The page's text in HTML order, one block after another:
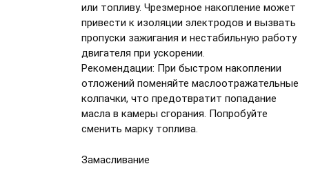
или топливу. Чрезмерное накопление может
привести к изоляции электродов и вызвать
пропуски зажигания и нестабильную работу
двигателя при ускорении.
Рекомендации: При быстром накоплении
отложений поменяйте маслоотражательные
колпачки, что предотвратит попадание
масла в камеры сгорания. Попробуйте
сменить марку топлива.
Замасливание